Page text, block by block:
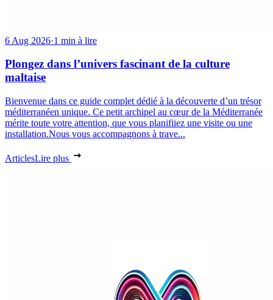
6 Aug 2026·1 min à lire
Plongez dans l’univers fascinant de la culture
maltaise
Bienvenue dans ce guide complet dédié à la découverte d’un trésor
méditerranéen unique. Ce petit archipel au cœur de la Méditerranée
mérite toute votre attention, que vous planifiiez une visite ou une
installation.Nous vous accompagnons à trave...
ArticlesLire plus